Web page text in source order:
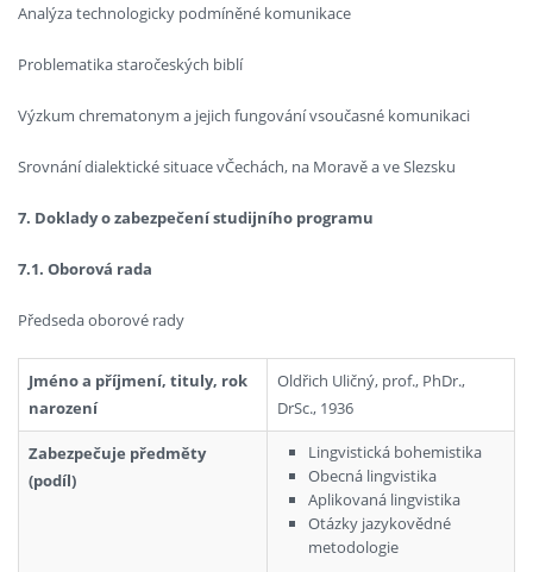
Analýza technologicky podmíněné komunikace
Problematika staročeských biblí
Výzkum chrematonym a jejich fungování vsoučasné komunikaci
Srovnání dialektické situace vČechách, na Moravě a ve Slezsku
7. Doklady o zabezpečení studijního programu
7.1. Oborová rada
Předseda oborové rady
Jméno a příjmení, tituly, rok
narození
Oldřich Uličný, prof., PhDr.,
DrSc., 1936
Zabezpečuje předměty
(podíl)
Lingvistická bohemistika
Obecná lingvistika
Aplikovaná lingvistika
Otázky jazykovědné
metodologie